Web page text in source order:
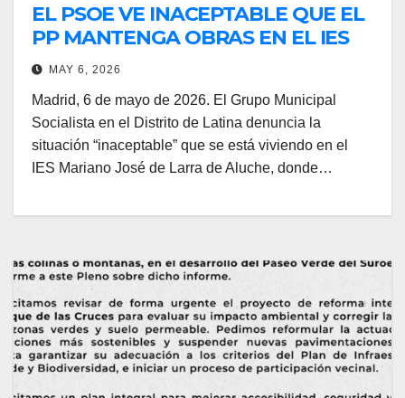
EL PSOE VE INACEPTABLE QUE EL
PP MANTENGA OBRAS EN EL IES
MARIANO JOSE DE LARRA EN EL
RIESGO A MÁS DE 1.000 ALUMNOS
TRAS 20 AÑOS DE CLASES EN
BARRACONES
MAY 6, 2026
Madrid, 6 de mayo de 2026. El Grupo Municipal
Socialista en el Distrito de Latina denuncia la
situación “inaceptable” que se está viviendo en el
IES Mariano José de Larra de Aluche, donde…